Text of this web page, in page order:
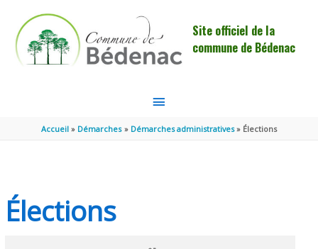
Site officiel de la
commune de Bédenac
MENU
PRINCIPAL
Accueil Démarches Démarches administratives Élections
Élections